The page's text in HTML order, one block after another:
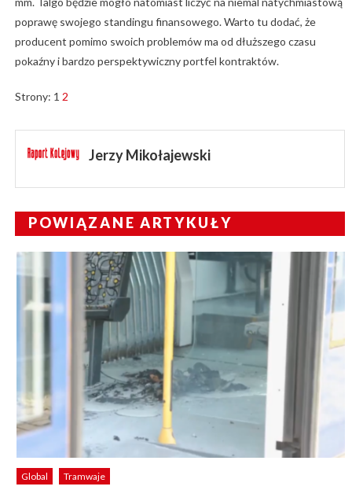
poprawę swojego standingu finansowego. Warto tu dodać, że
producent pomimo swoich problemów ma od dłuższego czasu
pokaźny i bardzo perspektywiczny portfel kontraktów.
Strony: 1 2
Jerzy Mikołajewski
POWIĄZANE ARTYKUŁY
Global Tramwaje